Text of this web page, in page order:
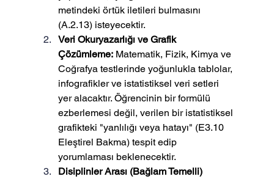
metindeki örtük iletileri bulmasını
(A.2.13) isteyecektir.
Veri Okuryazarlığı ve Grafik
Çözümleme: Matematik, Fizik, Kimya ve
Coğrafya testlerinde yoğunlukla tablolar,
infografikler ve istatistiksel veri setleri
yer alacaktır. Öğrencinin bir formülü
ezberlemesi değil, verilen bir istatistiksel
grafikteki "yanlılığı veya hatayı" (E3.10
Eleştirel Bakma) tespit edip
yorumlaması beklenecektir.
Disiplinler Arası (Bağlam Temelli)